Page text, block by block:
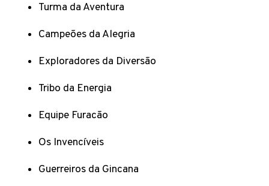
Turma da Aventura
Campeões da Alegria
Exploradores da Diversão
Tribo da Energia
Equipe Furacão
Os Invencíveis
Guerreiros da Gincana